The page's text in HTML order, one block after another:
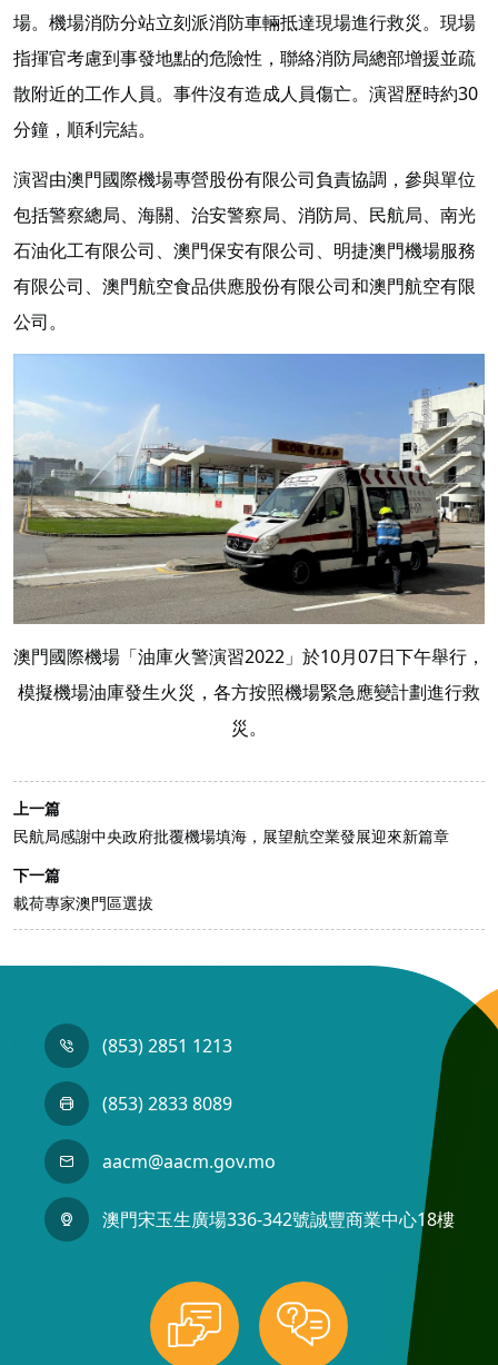
場。機場消防分站立刻派消防車輛抵達現場進行救災。現場
指揮官考慮到事發地點的危險性，聯絡消防局總部增援並疏
散附近的工作人員。事件沒有造成人員傷亡。演習歷時約30
分鐘，順利完結。
演習由澳門國際機場專營股份有限公司負責協調，參與單位
包括警察總局、海關、治安警察局、消防局、民航局、南光
石油化工有限公司、澳門保安有限公司、明捷澳門機場服務
有限公司、澳門航空食品供應股份有限公司和澳門航空有限
公司。
澳門國際機場「油庫火警演習2022」於10月07日下午舉行，
模擬機場油庫發生火災，各方按照機場緊急應變計劃進行救
災。
上一篇
民航局感謝中央政府批覆機場填海，展望航空業發展迎來新篇章
下一篇
載荷專家澳門區選拔
(853) 2851 1213
(853) 2833 8089
aacm@aacm.gov.mo
澳門宋玉生廣場336-342號誠豐商業中心18樓